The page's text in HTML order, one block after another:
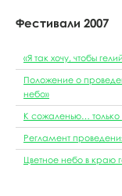
Фестивали 2007
«Я так хочу, чтобы
Положение о
небо»
К сожаленью… только
Регламент
Цветное небо в краю